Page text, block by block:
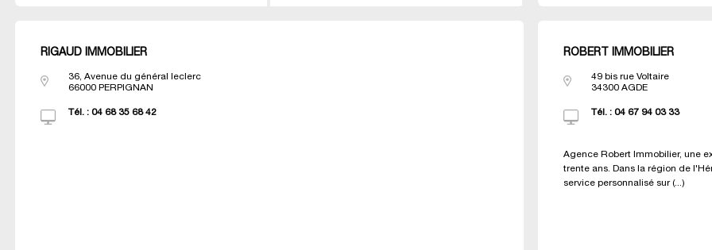
RIGAUD IMMOBILIER
36, Avenue du général leclerc
66000 PERPIGNAN
Tél. : 04 68 35 68 42
ROBERT IMMOBILIER
49 bis rue Voltaire
34300 AGDE
Tél. :04 67 94 03 33
Agence Robert Immobilier, une
trente ans. Dans la région de
service personnalisé sur (...)